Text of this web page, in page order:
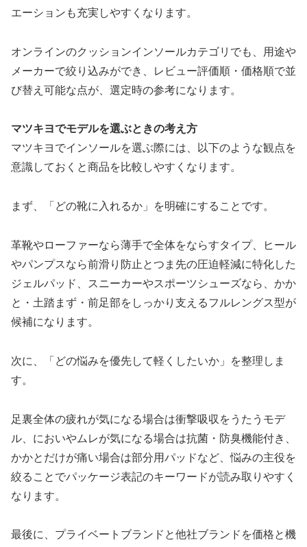
エーションも充実しやすくなります。
オンラインのクッションインソールカテゴリでも、用途や
メーカーで絞り込みができ、レビュー評価順・価格順で並
び替え可能な点が、選定時の参考になります。
マツキヨでモデルを選ぶときの考え方
マツキヨでインソールを選ぶ際には、以下のような観点を
意識しておくと商品を比較しやすくなります。
まず、「どの靴に入れるか」を明確にすることです。
革靴やローファーなら薄手で全体をならすタイプ、ヒール
やパンプスなら前滑り防止とつま先の圧迫軽減に特化した
ジェルパッド、スニーカーやスポーツシューズなら、かか
と・土踏まず・前足部をしっかり支えるフルレングス型が
候補になります。
次に、「どの悩みを優先して軽くしたいか」を整理しま
す。
足裏全体の疲れが気になる場合は衝撃吸収をうたうモデ
ル、においやムレが気になる場合は抗菌・防臭機能付き、
かかとだけが痛い場合は部分用パッドなど、悩みの主役を
絞ることでパッケージ表記のキーワードが読み取りやすく
なります。
最後に、プライベートブランドと他社ブランドを価格と機